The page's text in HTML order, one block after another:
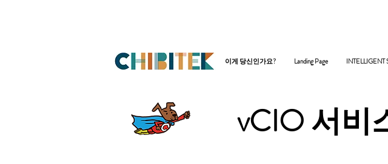
이게 당신인가요? Landing Page INTELLIGENT
vCIO 서비